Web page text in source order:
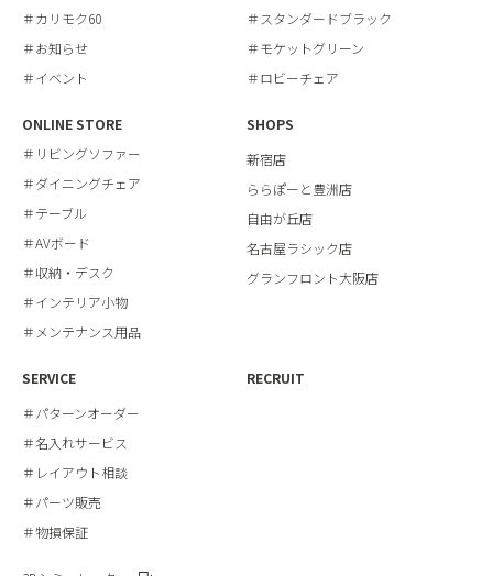
＃カリモク60
＃お知らせ
＃イベント
＃スタンダードブラック
＃モケットグリーン
＃ロビーチェア
ONLINE STORE
＃リビングソファー
＃ダイニングチェア
＃テーブル
＃AVボード
＃収納・デスク
＃インテリア小物
＃メンテナンス用品
SHOPS
新宿店
ららぽーと豊洲店
自由が丘店
名古屋ラシック店
グランフロント大阪店
SERVICE
＃パターンオーダー
＃名入れサービス
＃レイアウト相談
＃パーツ販売
＃物損保証
RECRUIT